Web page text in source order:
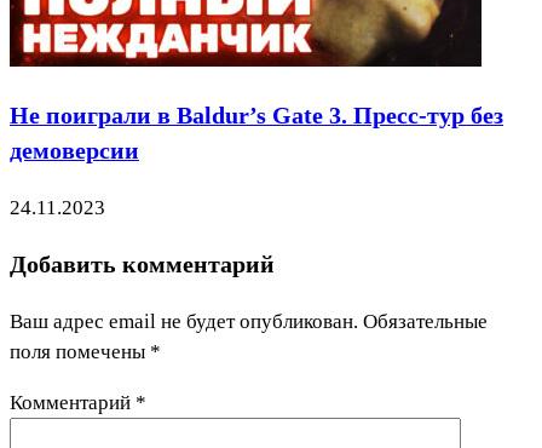
Не поиграли в Baldur’s Gate 3. Пресс-тур без
демоверсии
24.11.2023
Добавить комментарий
Ваш адрес email не будет опубликован. Обязательные
поля помечены *
Комментарий *